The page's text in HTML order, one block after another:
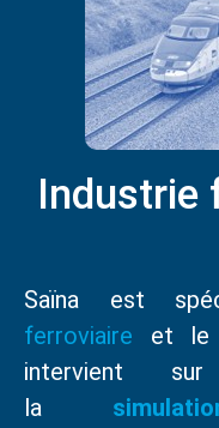
Industrie
Saïna est
ferroviaire et le
intervient
la